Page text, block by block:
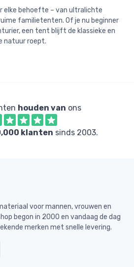
elke behoefte – van ultralichte
familietenten. Of je nu beginner
een tent blijft de klassieke en
natuur roept.
houden van ons
klanten sinds 2003.
voor mannen, vrouwen en
begon in 2000 en vandaag de dag
merken met snelle levering.